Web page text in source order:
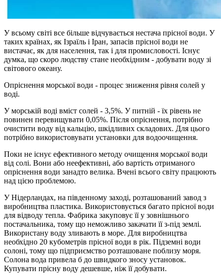
У всьому світі все більше відчувається нестача прісної води. У
таких країнах, як Ізраїль і Іран, запасів прісної води не
вистачає, як для населення, так і для промисловості. Існує
думка, що скоро людству стане необхідним - добувати воду зі
світового океану.
Опріснення морської води - процес зниження рівня солей у
воді.
У морській воді вміст солей - 3,5%. У питній - їх рівень не
повинен перевищувати 0,05%. Після опріснення, потрібно
очистити воду від кальцію, шкідливих складових. Для цього
потрібно використовувати установки для водоочищення.
Поки не існує ефективного методу очищення морської води
від солі. Вони або неефективні, або вартість отриманого
опріснення води занадто велика. Вчені всього світу працюють
над цією проблемою.
У Нідерландах, на південному заході, розташований завод з
виробництва пластика. Використовується багато прісної води
для відводу тепла. Фабрика закуповує її у зовнішнього
постачальника, тому що неможливо закачати її з-під землі.
Використану воду зливають в море. Для виробництва
необхідно 20 кубометрів прісної води в рік. Підземні води
солоні, тому що підприємство розташоване поблизу моря.
Солона вода привела б до швидкого зносу установок.
Купувати прісну воду дешевше, ніж її добувати.